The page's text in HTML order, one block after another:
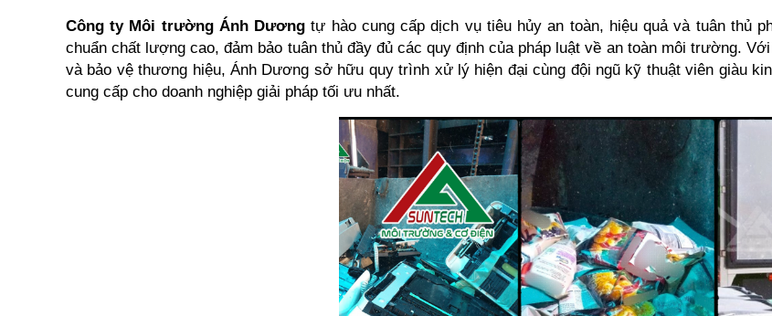
Công ty Môi trường Ánh Dương tự hào cung cấp dịch vụ tiêu hủy an toàn, hiệu quả và tuân thủ
chuẩn chất lượng cao, đảm bảo tuân thủ đầy đủ các quy định của pháp luật về an toàn môi trường.
và bảo vệ thương hiệu, Ánh Dương sở hữu quy trình xử lý hiện đại cùng đội ngũ kỹ thuật viên giàu
cung cấp cho doanh nghiệp giải pháp tối ưu nhất.